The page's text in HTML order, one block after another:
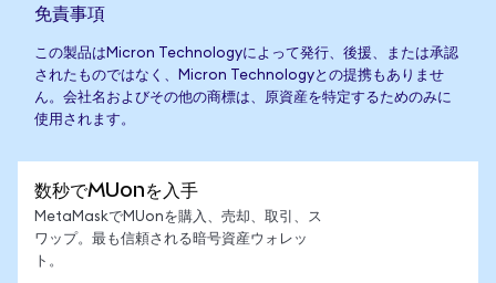
免責事項
この製品はMicron Technologyによって発行、後援、または承認
されたものではなく、Micron Technologyとの提携もありませ
ん。会社名およびその他の商標は、原資産を特定するためのみに
使用されます。
数秒でMUonを入手
MetaMaskでMUonを購入、売却、取引、ス
ワップ。最も信頼される暗号資産ウォレッ
ト。